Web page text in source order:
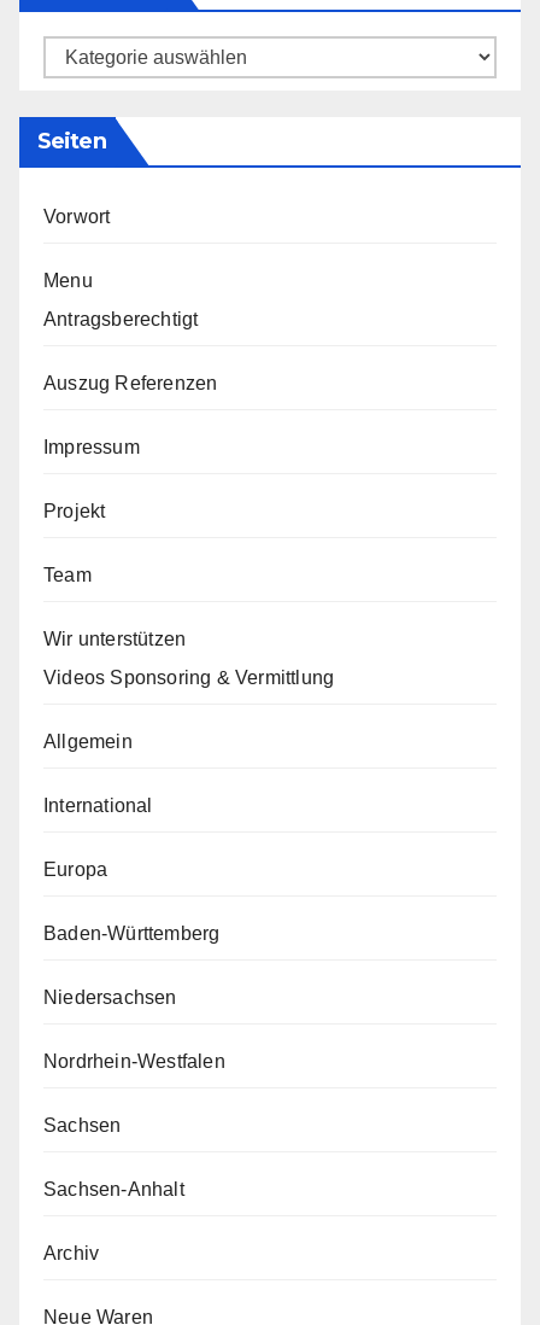
Kategorien
Seiten
Vorwort
Menu
Antragsberechtigt
Auszug Referenzen
Impressum
Projekt
Team
Wir unterstützen
Videos Sponsoring & Vermittlung
Allgemein
International
Europa
Baden-Württemberg
Niedersachsen
Nordrhein-Westfalen
Sachsen
Sachsen-Anhalt
Archiv
Neue Waren